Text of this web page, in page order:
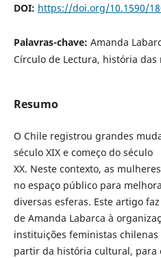
DOI: https://doi.org/10.1590/
Palavras-chave: Amanda
Círculo de Lectura, história das
Resumo
O Chile registrou grandes
século XIX e começo do século
XX. Neste contexto, as
no espaço público para
diversas esferas. Este artigo
de Amanda Labarca à
instituições feministas chilenas
partir da história cultural, para